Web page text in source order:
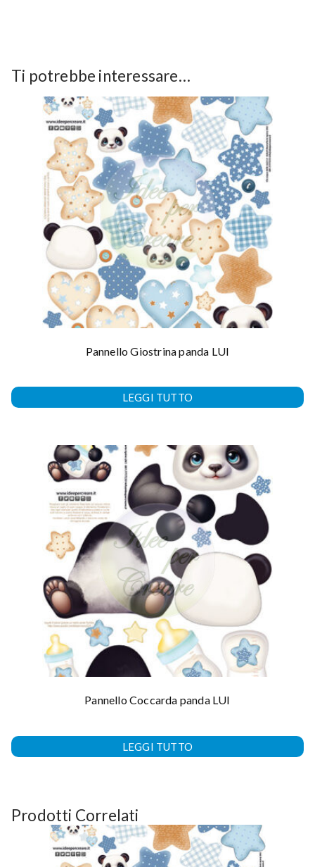
Ti potrebbe interessare…
Pannello Giostrina panda LUI
LEGGI TUTTO
Pannello Coccarda panda LUI
LEGGI TUTTO
Prodotti Correlati